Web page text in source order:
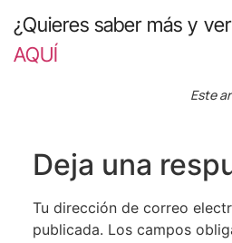
¿Quieres saber más y
AQUÍ
Este
Deja una
Tu dirección de correo
publicada. Los campos